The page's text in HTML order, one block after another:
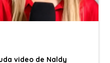
video de Naldy